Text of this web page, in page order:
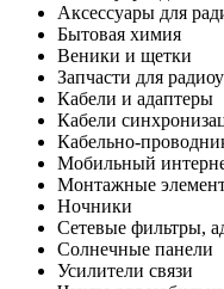
Аксессуары для
Бытовая химия
Веники и щетки
Запчасти для
Кабели и адаптеры
Кабели
Кабельно-
Мобильный
Монтажные
Ночники
Сетевые фильтры,
Солнечные панели
Усилители связи